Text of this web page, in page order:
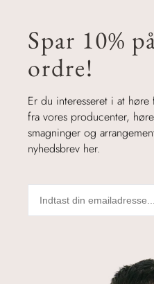
Spar 10%
ordre!
Er du interesseret i at
fra vores producenter,
smagninger og
nyhedsbrev her.